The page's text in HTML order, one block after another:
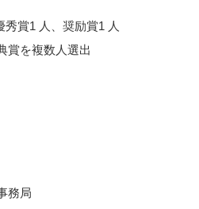
賞1 人、奨励賞1 人
賞を複数人選出
務局